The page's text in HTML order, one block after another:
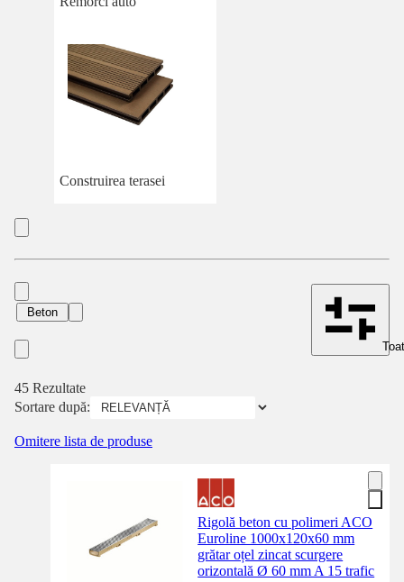
Construirea terasei
Beton
45 Rezultate
Sortare după:
Omitere lista de produse
Rigolă beton cu polimeri ACO
Euroline 1000x120x60 mm
grătar oțel zincat scurgere
orizontală Ø 60 mm A 15 trafic